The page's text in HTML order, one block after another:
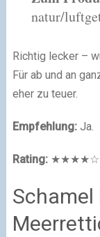
natur/
Richtig lecker –
Für ab und an
eher zu teuer.
Empfehlung:Ja.
Rating:★★★★☆
Schamel